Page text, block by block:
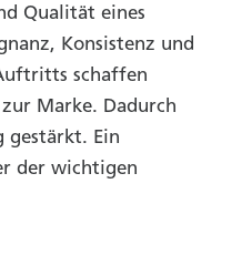
Qualität eines
Konsistenz und
schaffen
Marke. Dadurch
gestärkt. Ein
der wichtigen